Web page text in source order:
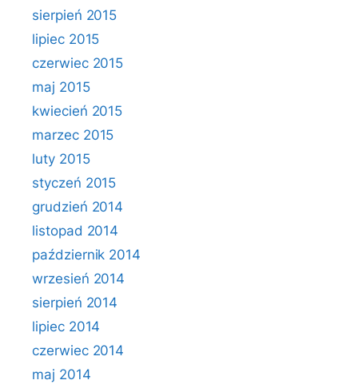
sierpień 2015
lipiec 2015
czerwiec 2015
maj 2015
kwiecień 2015
marzec 2015
luty 2015
styczeń 2015
grudzień 2014
listopad 2014
październik 2014
wrzesień 2014
sierpień 2014
lipiec 2014
czerwiec 2014
maj 2014